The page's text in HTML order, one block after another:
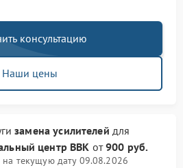
консультацию
Наши цены
замена усилителей для
центр BBK от900 руб.
на текущую дату 09.08.2026